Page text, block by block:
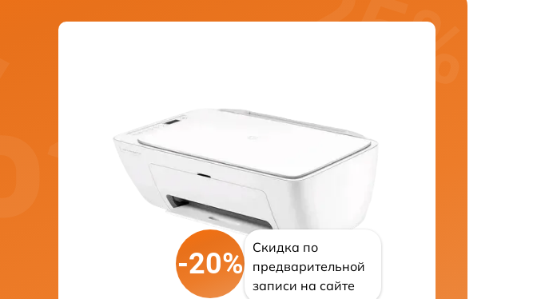
-20%
Скидка по
предварительной
записи на сайте